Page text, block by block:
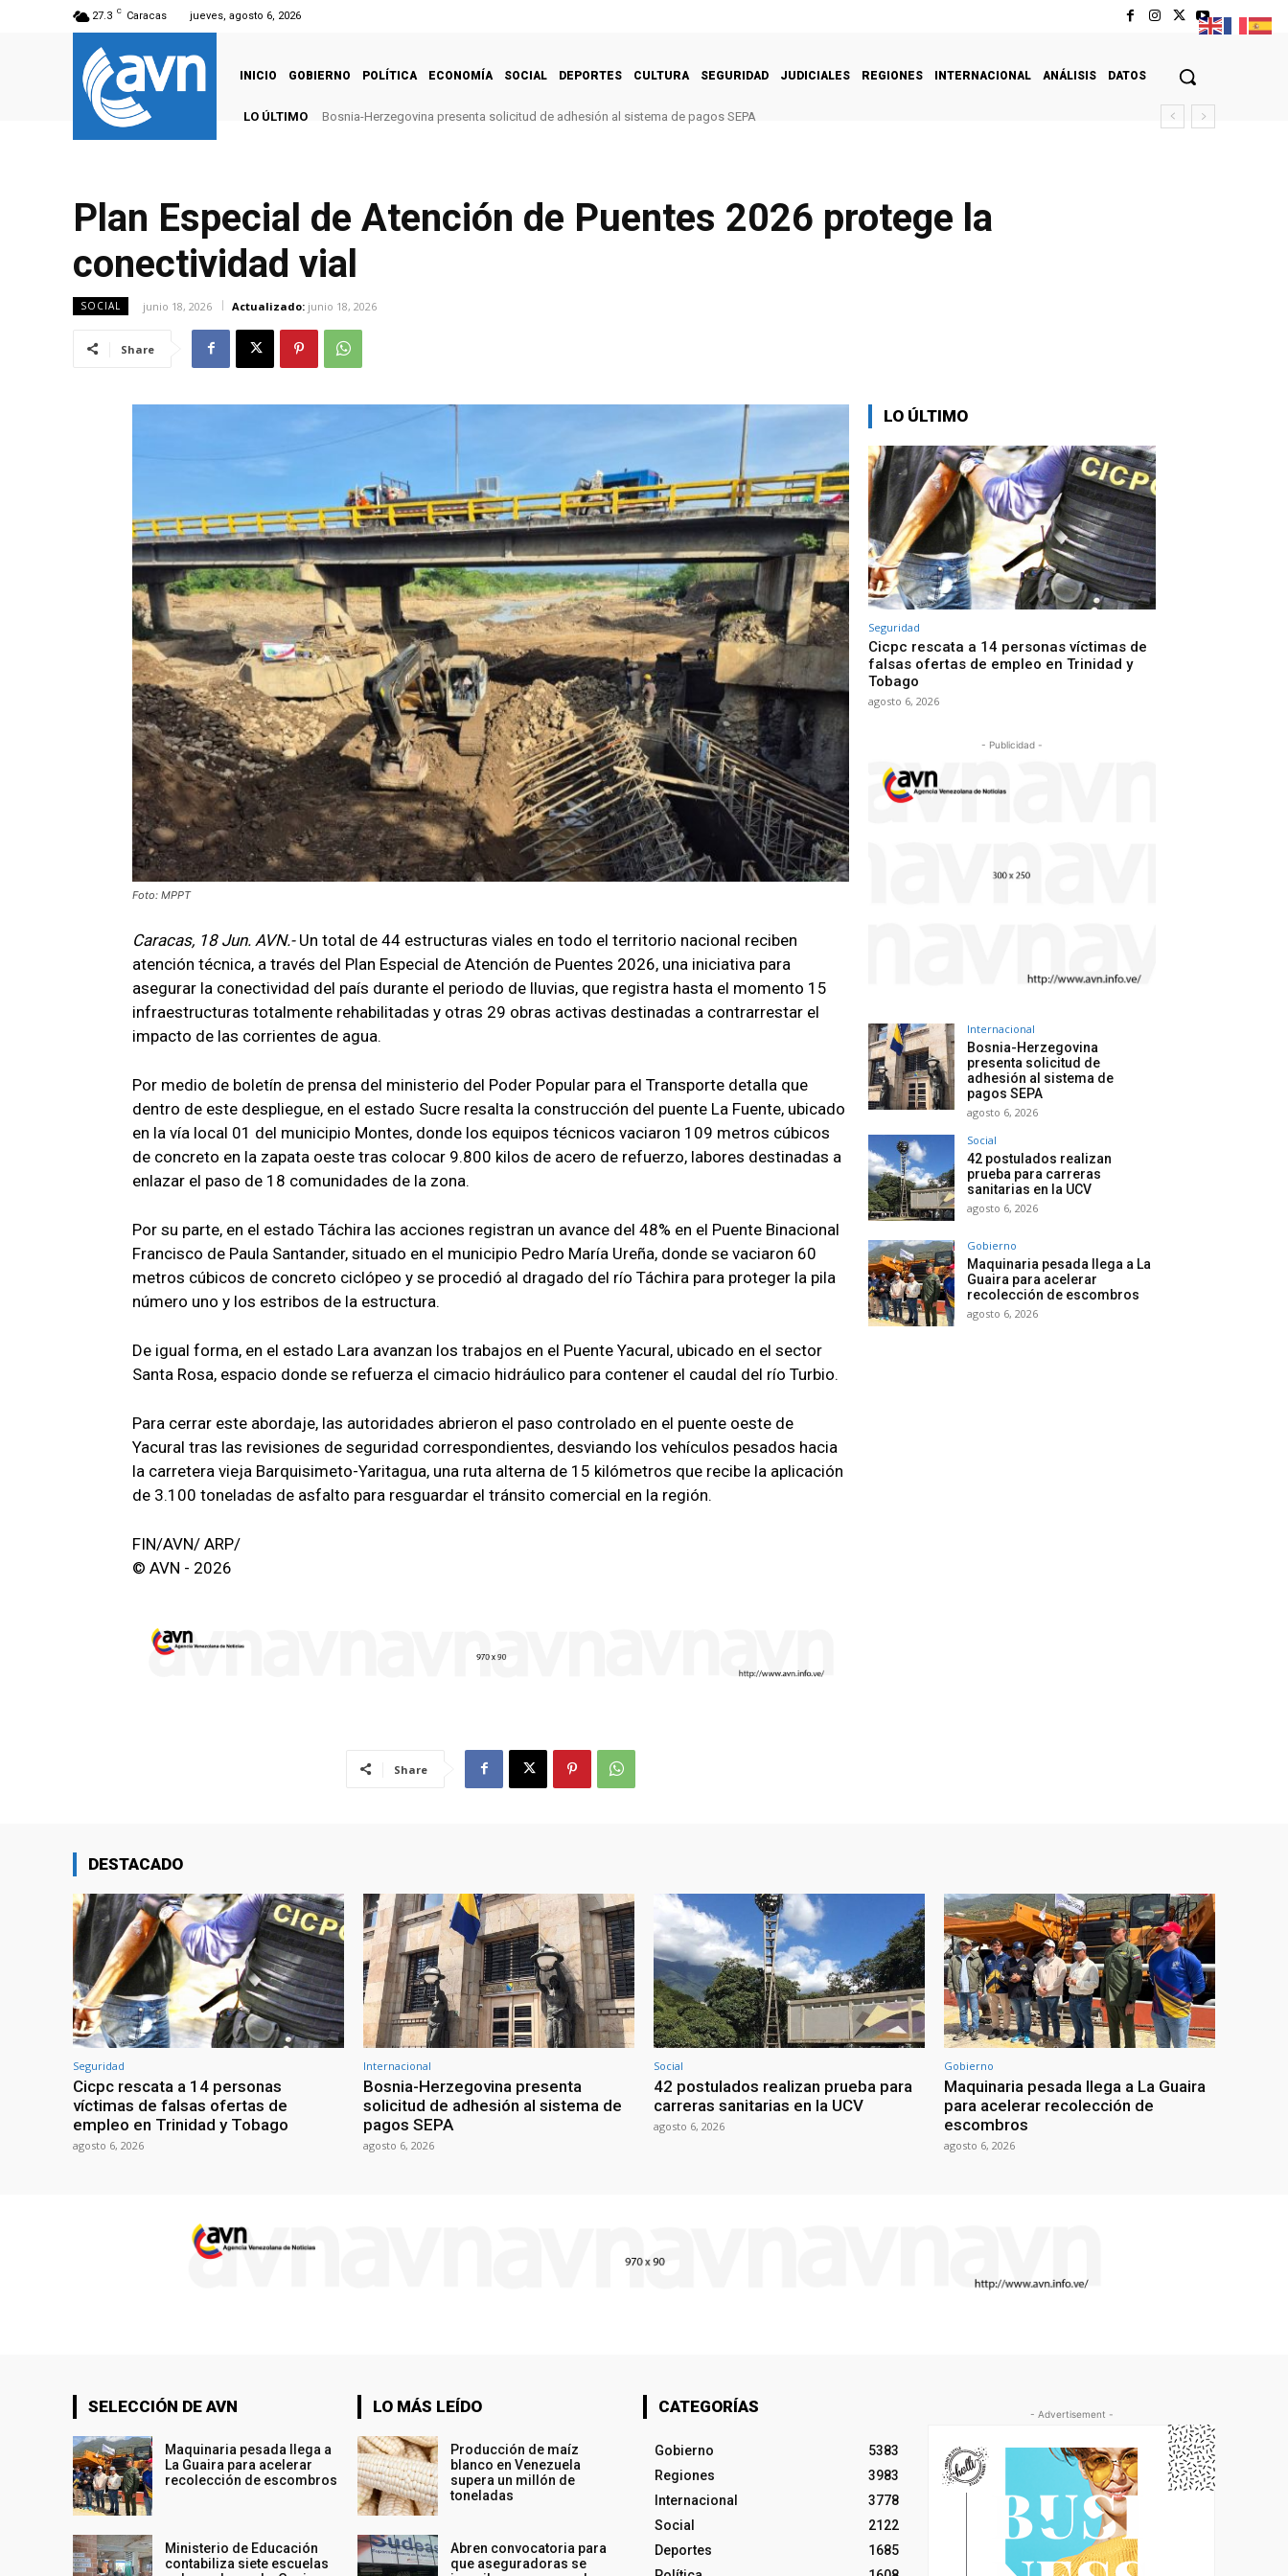
27.3 C Caracas jueves, agosto 6, 2026
INICIO GOBIERNO POLÍTICA ECONOMÍA SOCIAL DEPORTES CULTURA SEGURIDAD JUDICIALES REGIONES INTERNACIONAL ANÁLISIS DATOS
LO ÚLTIMO Bosnia-Herzegovina presenta solicitud de adhesión al sistema de pagos SEPA
Plan Especial de Atención de Puentes 2026 protege la
conectividad vial
SOCIAL junio 18, 2026 Actualizado: junio 18, 2026
Share
Foto: MPPT
Caracas, 18 Jun. AVN.- Un total de 44 estructuras viales en todo el territorio nacional reciben
atención técnica, a través del Plan Especial de Atención de Puentes 2026, una iniciativa para
asegurar la conectividad del país durante el periodo de lluvias, que registra hasta el momento 15
infraestructuras totalmente rehabilitadas y otras 29 obras activas destinadas a contrarrestar el
impacto de las corrientes de agua.
Por medio de boletín de prensa del ministerio del Poder Popular para el Transporte detalla que
dentro de este despliegue, en el estado Sucre resalta la construcción del puente La Fuente, ubicado
en la vía local 01 del municipio Montes, donde los equipos técnicos vaciaron 109 metros cúbicos
de concreto en la zapata oeste tras colocar 9.800 kilos de acero de refuerzo, labores destinadas a
enlazar el paso de 18 comunidades de la zona.
Por su parte, en el estado Táchira las acciones registran un avance del 48% en el Puente Binacional
Francisco de Paula Santander, situado en el municipio Pedro María Ureña, donde se vaciaron 60
metros cúbicos de concreto ciclópeo y se procedió al dragado del río Táchira para proteger la pila
número uno y los estribos de la estructura.
De igual forma, en el estado Lara avanzan los trabajos en el Puente Yacural, ubicado en el sector
Santa Rosa, espacio donde se refuerza el cimacio hidráulico para contener el caudal del río Turbio.
Para cerrar este abordaje, las autoridades abrieron el paso controlado en el puente oeste de
Yacural tras las revisiones de seguridad correspondientes, desviando los vehículos pesados hacia
la carretera vieja Barquisimeto-Yaritagua, una ruta alterna de 15 kilómetros que recibe la aplicación
de 3.100 toneladas de asfalto para resguardar el tránsito comercial en la región.
FIN/AVN/ ARP/
© AVN - 2026
Share
LO ÚLTIMO
Seguridad
Cicpc rescata a 14 personas víctimas de
falsas ofertas de empleo en Trinidad y
Tobago
agosto 6, 2026
- Publicidad -
Internacional
Bosnia-Herzegovina
presenta solicitud de
adhesión al sistema de
pagos SEPA
agosto 6, 2026
Social
42 postulados realizan
prueba para carreras
sanitarias en la UCV
agosto 6, 2026
Gobierno
Maquinaria pesada llega a La
Guaira para acelerar
recolección de escombros
agosto 6, 2026
DESTACADO
Seguridad
Cicpc rescata a 14 personas
víctimas de falsas ofertas de
empleo en Trinidad y Tobago
agosto 6, 2026
Internacional
Bosnia-Herzegovina presenta
solicitud de adhesión al sistema de
pagos SEPA
agosto 6, 2026
Social
42 postulados realizan prueba para
carreras sanitarias en la UCV
agosto 6, 2026
Gobierno
Maquinaria pesada llega a La Guaira
para acelerar recolección de
escombros
agosto 6, 2026
SELECCIÓN DE AVN
Maquinaria pesada llega a
La Guaira para acelerar
recolección de escombros
Ministerio de Educación
contabiliza siete escuelas
LO MÁS LEÍDO
Producción de maíz
blanco en Venezuela
supera un millón de
toneladas
Abren convocatoria para
que aseguradoras se
CATEGORÍAS
Gobierno
5383
Regiones
3983
Internacional
3778
Social
2122
Deportes
1685
- Advertisement -